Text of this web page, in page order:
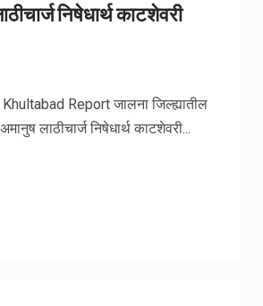
निषेधार्थ काटशेवरी
Report जालना जिल्ह्यातील
लाठीचार्ज निषेधार्थ काटशेवरी...